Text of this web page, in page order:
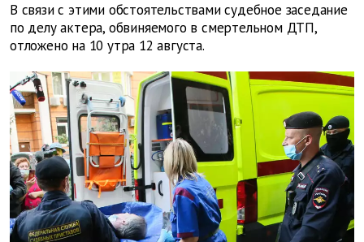
В связи с этими обстоятельствами судебное заседание
по делу актера, обвиняемого в смертельном ДТП,
отложено на 10 утра 12 августа.